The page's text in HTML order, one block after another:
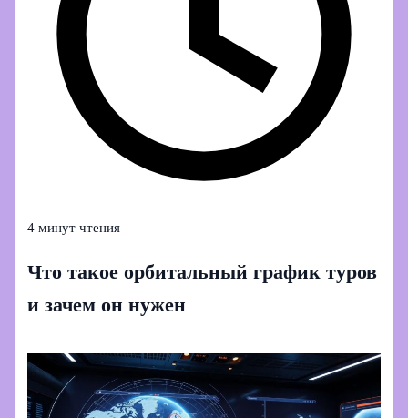
4 минут чтения
Что такое орбитальный график туров
и зачем он нужен